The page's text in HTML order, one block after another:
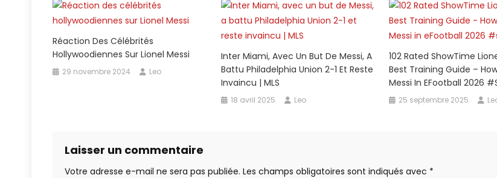
Réaction Des Célébrités
Hollywoodiennes Sur Lionel Messi
29 novembre 2024 Leo
Inter Miami, Avec Un But De Messi, A
Battu Philadelphia Union 2-1 Et Reste
Invaincu | MLS
18 avril 2025 Leo
102 Rated ShowTime
Best Training Guide –
Messi In EFootball 2026
25 septembre 2025
Laisser un commentaire
Votre adresse e-mail ne sera pas publiée. Les champs obligatoires sont indiqués avec *